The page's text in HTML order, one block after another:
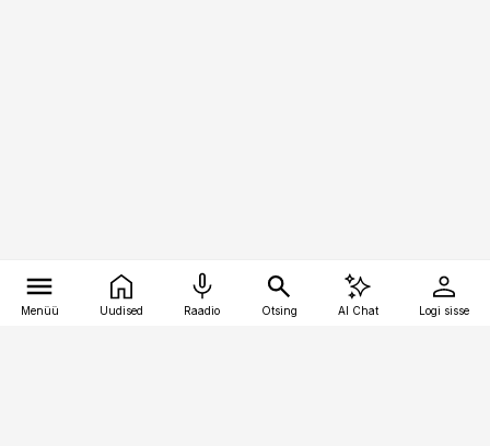
Menüü Uudised Raadio Otsing AI Chat Logi sisse